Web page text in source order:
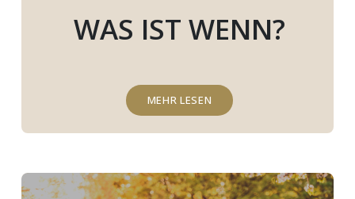
WAS IST WENN?
MEHR LESEN